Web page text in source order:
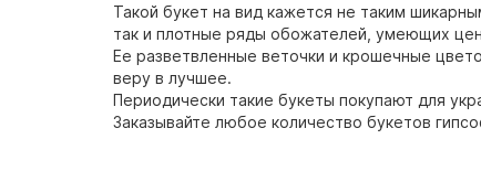
Такой букет на вид кажется не таким
так и плотные ряды обожателей, умеющих
Ее разветвленные веточки и крошечные
веру в лучшее.
Периодически такие букеты покупают для
Заказывайте любое количество букетов